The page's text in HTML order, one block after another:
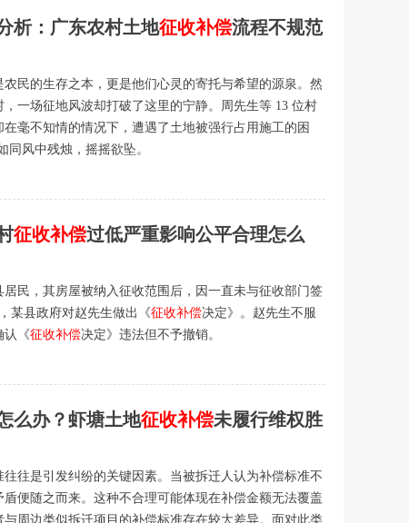
析：广东农村土地征收补偿流程不规范
民的生存之本，更是他们心灵的寄托与希望的源泉。然
一场征地风波却打破了这里的宁静。周先生等 13 位村
毫不知情的情况下，遭遇了土地被强行占用施工的困
风中残烛，摇摇欲坠。
征收补偿过低严重影响公平合理怎么
民，其房屋被纳入征收范围后，因一直未与征收部门签
某县政府对赵先生做出《征收补偿决定》。赵先生不服
认《征收补偿决定》违法但不予撤销。
么办？虾塘土地征收补偿未履行维权胜
往是引发纠纷的关键因素。当被拆迁人认为补偿标准不
便随之而来。这种不合理可能体现在补偿金额无法覆盖
周边类似拆迁项目的补偿标准存在较大差异。面对此类